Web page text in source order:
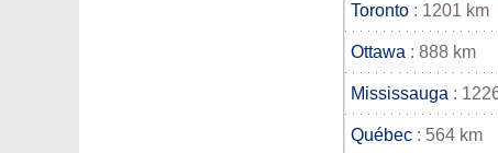
Toronto : 1201 km
Ottawa : 888 km
Mississauga :
Québec : 564 km